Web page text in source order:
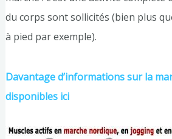
du corps sont sollicités (bien plus
à pied par exemple).
Davantage d’informations sur la
disponibles ici